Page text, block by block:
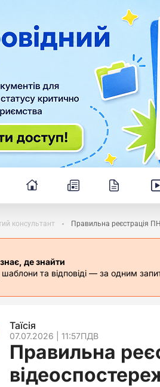
консультант Правильна реєстрація
де знайти
та відповіді — за одним
Таїсія
07.07.2026 | 11:57ПДВ
Правильна